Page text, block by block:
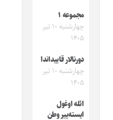
مجموعه ۱
چهارشنبه ۱۰ تیر
۱۴۰۵
دورنالار قاییداندا
چهارشنبه ۱۰ تیر
۱۴۰۵
ائله اوغول
ایسته‌ییر وطن